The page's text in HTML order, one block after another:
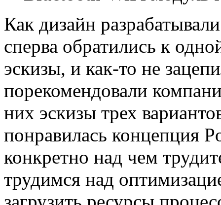
Как дизайн
сперва обратились к
эскизы, и как-то не
порекомендовали
них эскизы трех
понравилась концепция
конкретно над чем
трудимся над